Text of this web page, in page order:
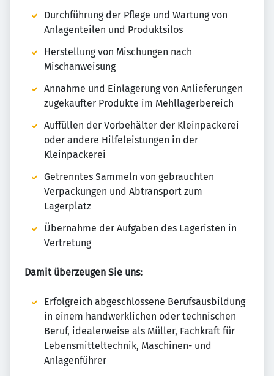
Durchführung der Pflege und Wartung von
Anlagenteilen und Produktsilos
Herstellung von Mischungen nach
Mischanweisung
Annahme und Einlagerung von Anlieferungen
zugekaufter Produkte im Mehllagerbereich
Auffüllen der Vorbehälter der Kleinpackerei
oder andere Hilfeleistungen in der
Kleinpackerei
Getrenntes Sammeln von gebrauchten
Verpackungen und Abtransport zum
Lagerplatz
Übernahme der Aufgaben des Lageristen in
Vertretung
Damit überzeugen Sie uns:
Erfolgreich abgeschlossene Berufsausbildung
in einem handwerklichen oder technischen
Beruf, idealerweise als Müller, Fachkraft für
Lebensmitteltechnik, Maschinen- und
Anlagenführer